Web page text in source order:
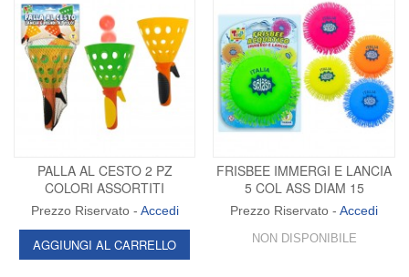
PALLA AL CESTO 2 PZ
COLORI ASSORTITI
Prezzo Riservato - Accedi
AGGIUNGI AL CARRELLO
FRISBEE IMMERGI E LANCIA
5 COL ASS DIAM 15
Prezzo Riservato -Accedi
NON DISPONIBILE